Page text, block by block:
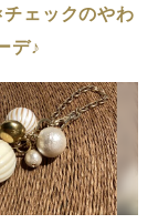
フロア
ェックのやわ
デ♪